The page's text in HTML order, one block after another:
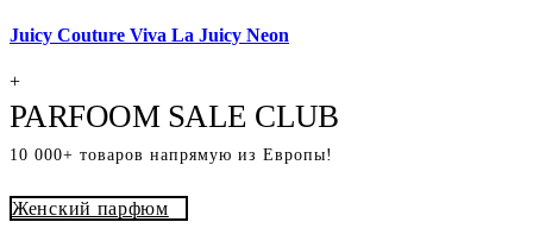
Juicy Couture Viva La Juicy Neon
+
PARFOOM SALE CLUB
10 000+ товаров напрямую из Европы!
Женский парфюм